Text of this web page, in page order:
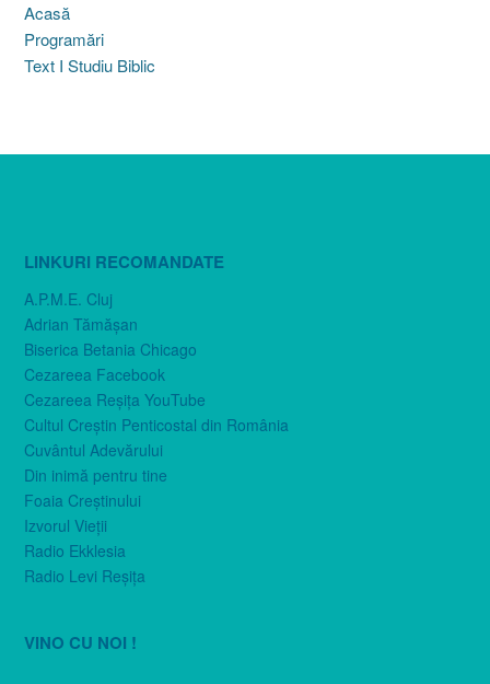
Acasă
Programări
Text I Studiu Biblic
LINKURI RECOMANDATE
A.P.M.E. Cluj
Adrian Tămăşan
Biserica Betania Chicago
Cezareea Facebook
Cezareea Reşiţa YouTube
Cultul Creştin Penticostal din România
Cuvântul Adevărului
Din inimă pentru tine
Foaia Creştinului
Izvorul Vieţii
Radio Ekklesia
Radio Levi Reşiţa
VINO CU NOI !